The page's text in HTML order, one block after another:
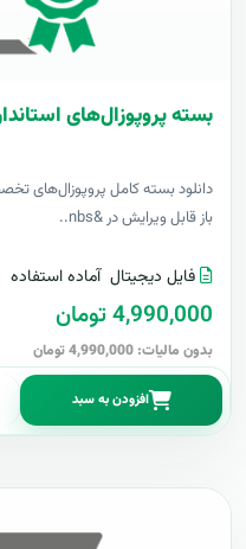
بسته پروپوزال‌های
دانلود بسته کامل پروپوزال‌های
باز قابل ویرایش در &nbs..
فایل دیجیتال آماده استفاده
4,990,000 تومان
بدون مالیات: 4,990,000 تومان
افزودن به سبد